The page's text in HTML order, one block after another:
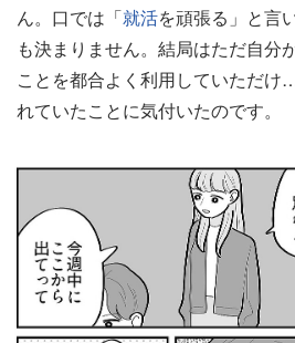
ん。口では「就活を頑張る」と言
も決まりません。結局はただ自分
ことを都合よく利用していただ
れていたことに気付いたのです。